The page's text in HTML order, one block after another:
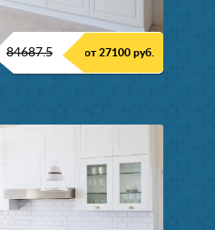
84687.5 от 27100 руб.